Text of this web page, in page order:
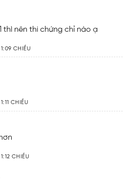
thì nên thi chứng chỉ nào ạ
CHIỀU
CHIỀU
CHIỀU